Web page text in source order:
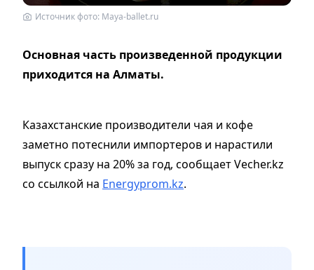
Источник фото: Maya-ballet.ru
Основная часть произведенной продукции
приходится на Алматы.
Казахстанские производители чая и кофе
заметно потеснили импортеров и нарастили
выпуск сразу на 20% за год, сообщает Vecher.kz
со ссылкой на Energyprom.kz.